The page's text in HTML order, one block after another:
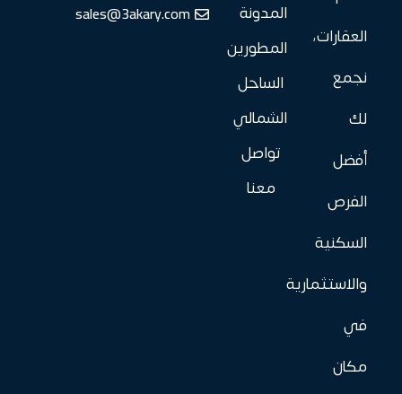
العقارات،
نجمع
لك
أفضل
الفرص
السكنية
والاستثمارية
في
مكان
المدونة
المطورين
الساحل
الشمالي
تواصل
معنا
sales@3akary.com